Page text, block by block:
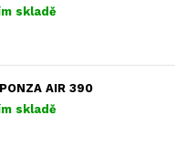
skladě
AIR 390
skladě